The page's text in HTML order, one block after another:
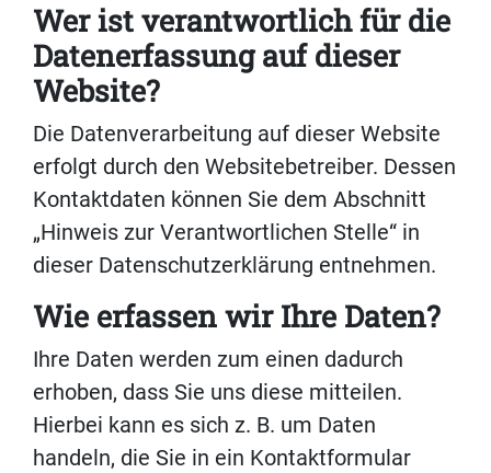
Wer ist verantwortlich für die
Datenerfassung auf dieser
Website?
Die Datenverarbeitung auf dieser Website
erfolgt durch den Websitebetreiber. Dessen
Kontaktdaten können Sie dem Abschnitt
„Hinweis zur Verantwortlichen Stelle“ in
dieser Datenschutzerklärung entnehmen.
Wie erfassen wir Ihre Daten?
Ihre Daten werden zum einen dadurch
erhoben, dass Sie uns diese mitteilen.
Hierbei kann es sich z. B. um Daten
handeln, die Sie in ein Kontaktformular